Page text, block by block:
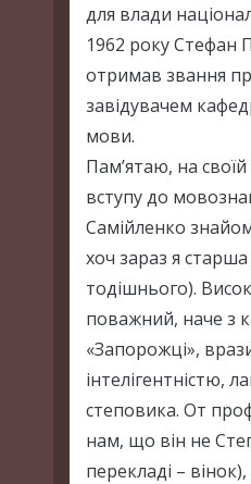
для влади
1962 року Стефан
отримав звання
завідувачем
мови.
Пам’ятаю, на своїй
вступу до
Самійленко
хоч зараз я
тодішнього).
поважний, наче з
«Запорожці»,
інтелігентністю,
степовика. От
нам, що він не
перекладі –